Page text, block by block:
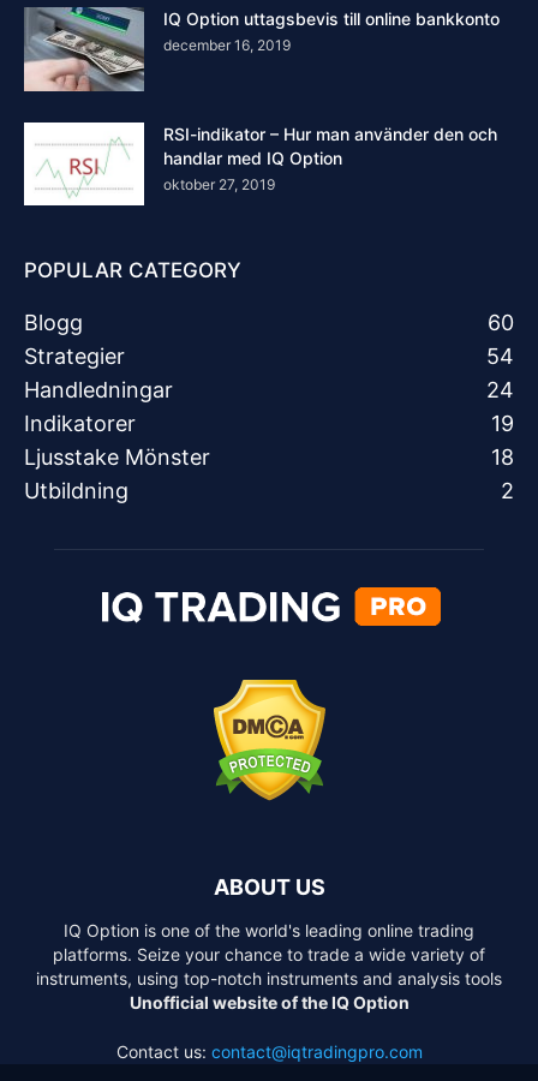
IQ Option uttagsbevis till online bankkonto
december 16, 2019
RSI-indikator – Hur man använder den och
handlar med IQ Option
oktober 27, 2019
POPULAR CATEGORY
Blogg
60
Strategier
54
Handledningar
24
Indikatorer
19
Ljusstake Mönster
18
Utbildning
2
ABOUT US
IQ Option is one of the world's leading online trading
platforms. Seize your chance to trade a wide variety of
instruments, using top-notch instruments and analysis tools
Unofficial website of the IQ Option
Contact us: contact@iqtradingpro.com